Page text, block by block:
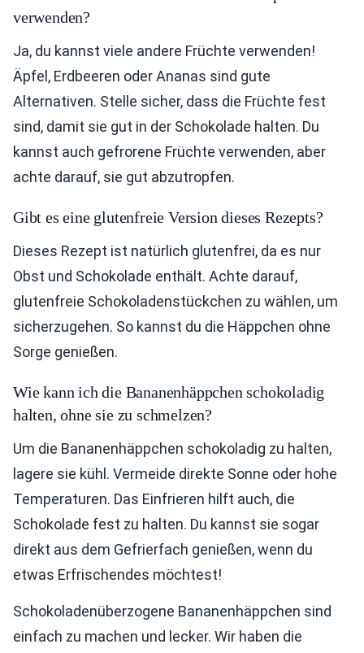
verwenden?
Ja, du kannst viele andere Früchte verwenden!
Äpfel, Erdbeeren oder Ananas sind gute
Alternativen. Stelle sicher, dass die Früchte fest
sind, damit sie gut in der Schokolade halten. Du
kannst auch gefrorene Früchte verwenden, aber
achte darauf, sie gut abzutropfen.
Gibt es eine glutenfreie Version dieses Rezepts?
Dieses Rezept ist natürlich glutenfrei, da es nur
Obst und Schokolade enthält. Achte darauf,
glutenfreie Schokoladenstückchen zu wählen, um
sicherzugehen. So kannst du die Häppchen ohne
Sorge genießen.
Wie kann ich die Bananenhäppchen schokoladig
halten, ohne sie zu schmelzen?
Um die Bananenhäppchen schokoladig zu halten,
lagere sie kühl. Vermeide direkte Sonne oder hohe
Temperaturen. Das Einfrieren hilft auch, die
Schokolade fest zu halten. Du kannst sie sogar
direkt aus dem Gefrierfach genießen, wenn du
etwas Erfrischendes möchtest!
Schokoladenüberzogene Bananenhäppchen sind
einfach zu machen und lecker. Wir haben die